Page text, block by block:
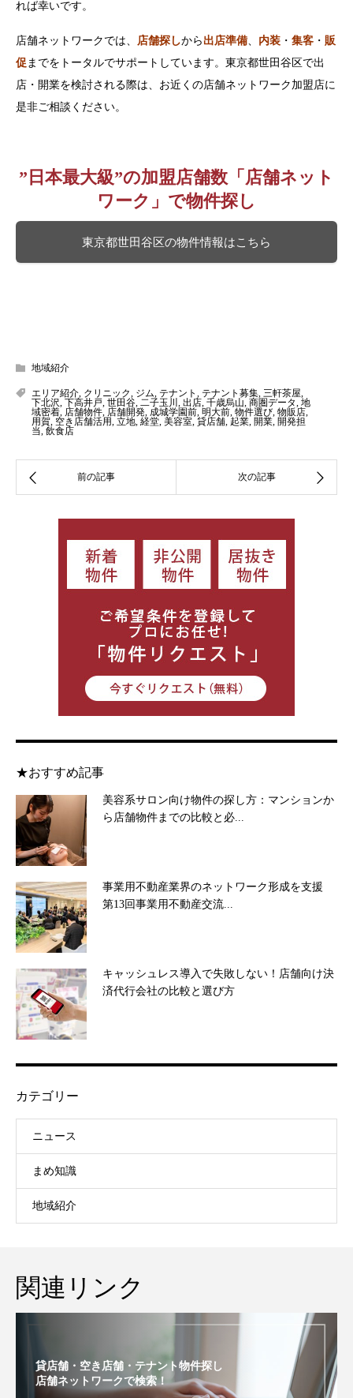
れば幸いです。
店舗ネットワークでは、 店舗探しから 出店準備、 内装 ・ 集客 ・ 販
促 までをトータルでサポートしています。東京都世田谷区で出
店・開業を検討される際は、お近くの店舗ネットワーク加盟店に
是非ご相談ください。
”日本最大級”の加盟店舗数「店舗ネット
ワーク」で物件探し
東京都世田谷区の物件情報はこちら
地域紹介
エリア紹介, クリニック, ジム, テナント , テナント募集, 三軒茶屋,
下北沢, 下高井戸, 世田谷, 二子玉川 , 出店, 千歳烏山, 商圏データ, 地
域密着, 店舗物件, 店舗開発, 成城学園前, 明大前, 物件選び, 物販店,
用賀, 空き店舗活用, 立地, 経堂, 美容室, 貸店舗, 起業, 開業, 開発担
当, 飲食店
★おすすめ記事
美容系サロン向け物件の探し方：マンションか
ら店舗物件までの比較と必...
事業用不動産業界のネットワーク形成を支援
第13回事業用不動産交流...
キャッシュレス導入で失敗しない！店舗向け決
済代行会社の比較と選び方
カテゴリー
ニュース
まめ知識
地域紹介
関連リンク
貸店舗・空き店舗・テナント物件探し
店舗ネットワークで検索！